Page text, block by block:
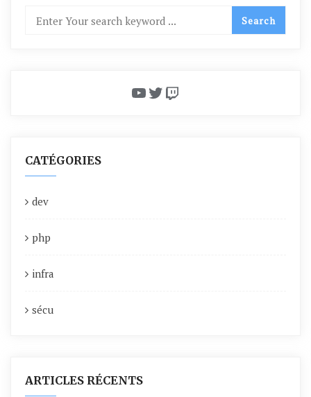
YouTube
Twitter
Twitch
CATÉGORIES
dev
php
infra
sécu
ARTICLES RÉCENTS